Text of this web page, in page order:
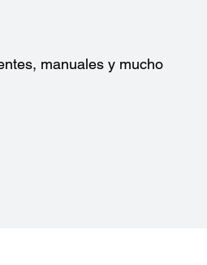
manuales y mucho